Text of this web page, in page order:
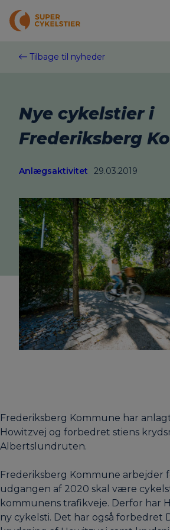
indhold
Tilbage til nyheder
Nye cykelstier i
Frederiksberg
Anlægsaktivitet 29.03.2019
Frederiksberg Kommune har
Howitzvej og forbedret stiens
Albertslundruten.
Frederiksberg Kommune arbejder
udgangen af 2020 skal være
kommunens trafikveje. Derfor har
ny cykelsti. Det har også forbedret